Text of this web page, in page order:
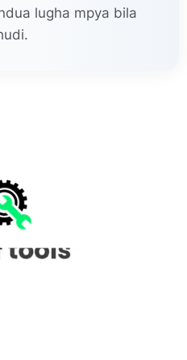
lugha mpya bila